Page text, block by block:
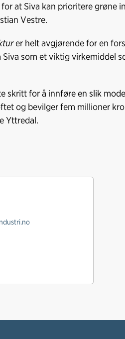
at Siva kan prioritere grøne
Vestre.
er helt avgjørende for en
som et viktig virkemiddel
skritt for å innføre en slik
og bevilger fem millioner
Yttredal.